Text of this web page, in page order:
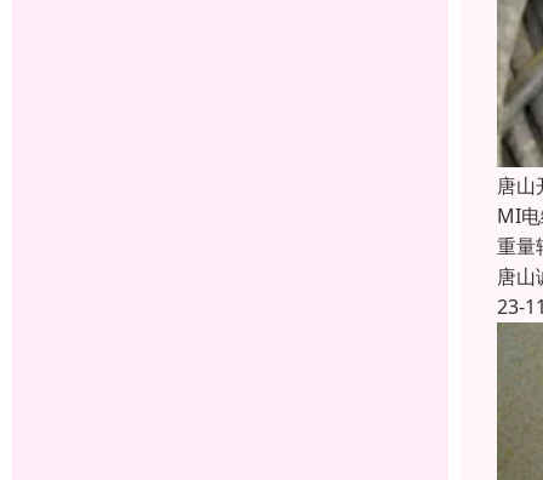
唐山
MI
重量
唐山
23-